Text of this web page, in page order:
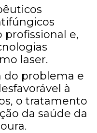
profissional e,
laser.
do problema e
à
o tratamento
da saúde da